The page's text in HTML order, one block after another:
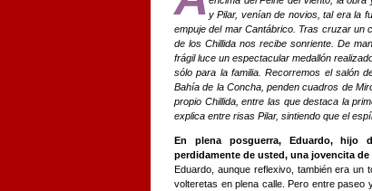
y Pilar, venían de novios, tal era la
empuje del mar Cantábrico. Tras cruzar un
de los Chillida nos recibe sonriente. De
frágil luce un espectacular medallón
sólo para la familia. Recorremos el salón
Bahía de la Concha, penden cuadros de
propio Chillida, entre las que destaca la
explica entre risas Pilar, sintiendo que el
En plena posguerra, Eduardo, hijo
perdidamente de usted, una jovencita de
Eduardo, aunque reflexivo, también era un
volteretas en plena calle. Pero entre